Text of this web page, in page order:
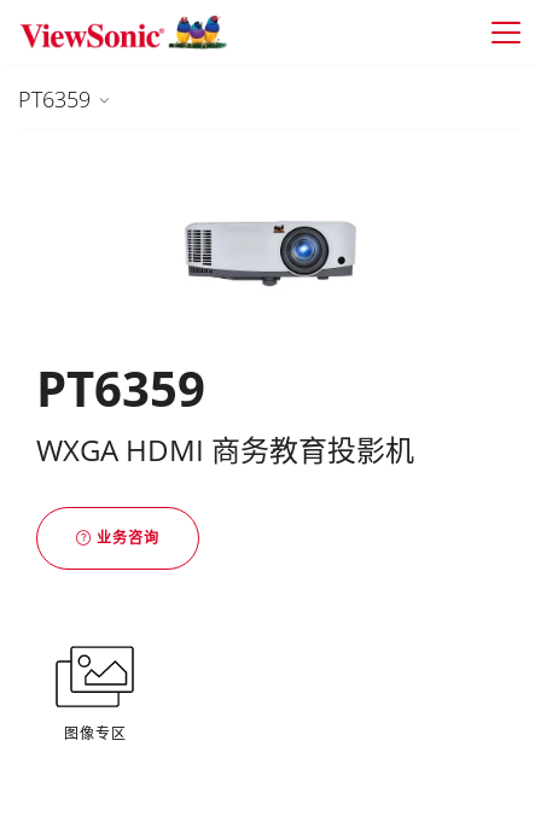
Skip to main content
PT6359
PT6359
WXGA HDMI 商务教育投影机
业务咨询
图像专区